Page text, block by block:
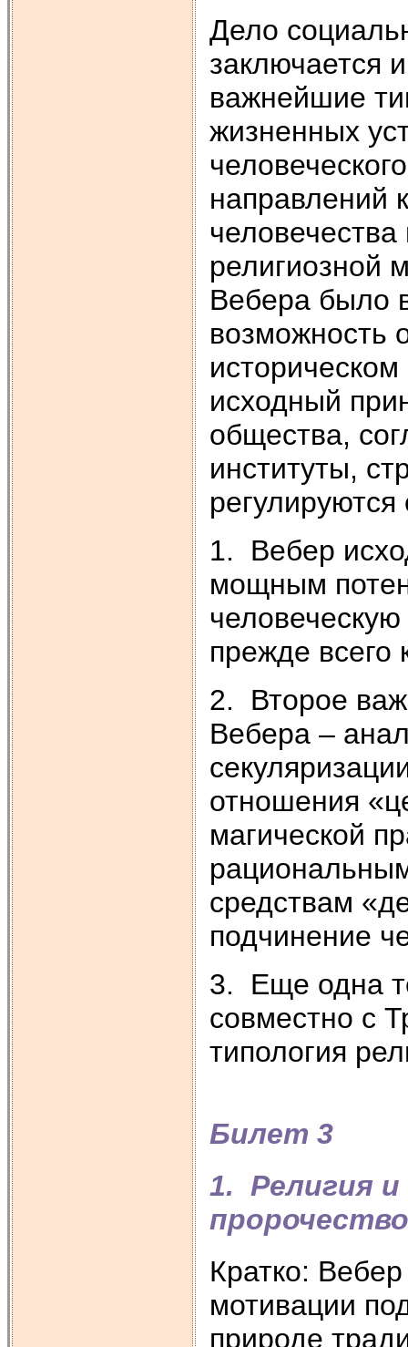
Дело
заключается
важнейшие
жизненных
направлений
религиозной
Вебера было
возможность
исходный
общества,
институты,
1. Вебер
мощным
прежде всего
2. Второе
Вебера –
отношения
магической
средствам
подчинение
3. Еще одна
совместно с
типология
Билет 3
1. Религия и
пророчество
Кратко:
мотивации
природе